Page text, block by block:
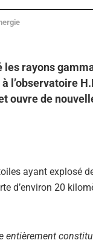
rayons
l’observatoire
ouvre de
ayant explosé
d’environ 20
entièrement